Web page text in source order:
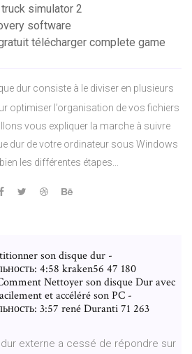
simulator 2
software
télécharger complete game
dur consiste à le diviser en plusieurs
optimiser l’organisation de vos fichiers
vous expliquer la marche à suivre
dur de votre ordinateur sous Windows
les différentes étapes...
son disque dur -
4:58 kraken56 47 180
Nettoyer son disque Dur avec
et accéléré son PC -
3:57 rené Duranti 71 263
externe a cessé de répondre sur